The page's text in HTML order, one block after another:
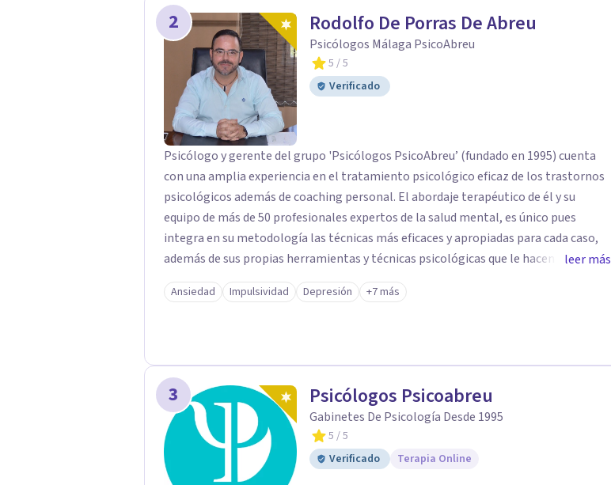
mejor experiencia a sus alumnos, cuenta con un equipo de tutores y dinamizadores
cuya función es resolver cualquier duda que pueda surgir, ya sea sobre el temario del
programa o sobre el campus online y su funcionamiento ¡Da el siguiente paso en tu
formación en la Escuela Mediterránea de Psicología!
2 Rodolfo De Porras De Abreu
Psicólogos Málaga PsicoAbreu
5 / 5
Verificado
Psicólogo y gerente del grupo 'Psicólogos PsicoAbreu’ (fundado en 1995) cuenta
con una amplia experiencia en el tratamiento psicológico eficaz de los trastornos
psicológicos además de coaching personal. El abordaje terapéutico de él y su
equipo de más de 50 profesionales expertos de la salud mental, es único pues
integra en su metodología las técnicas más eficaces y apropiadas para cada caso,
además de sus propias herramientas y técnicas psicológicas que le hacen un equipo
de profesionales único en su campo. Rodolfo de Porras hace énfasis en la
importancia de trabajar no solo el síntoma que trae a la persona a consulta sino
leer más
Ansiedad Impulsividad Depresión +7 más
3 Psicólogos Psicoabreu
Gabinetes De Psicología Desde 1995
5 / 5
Verificado
Terapia Online